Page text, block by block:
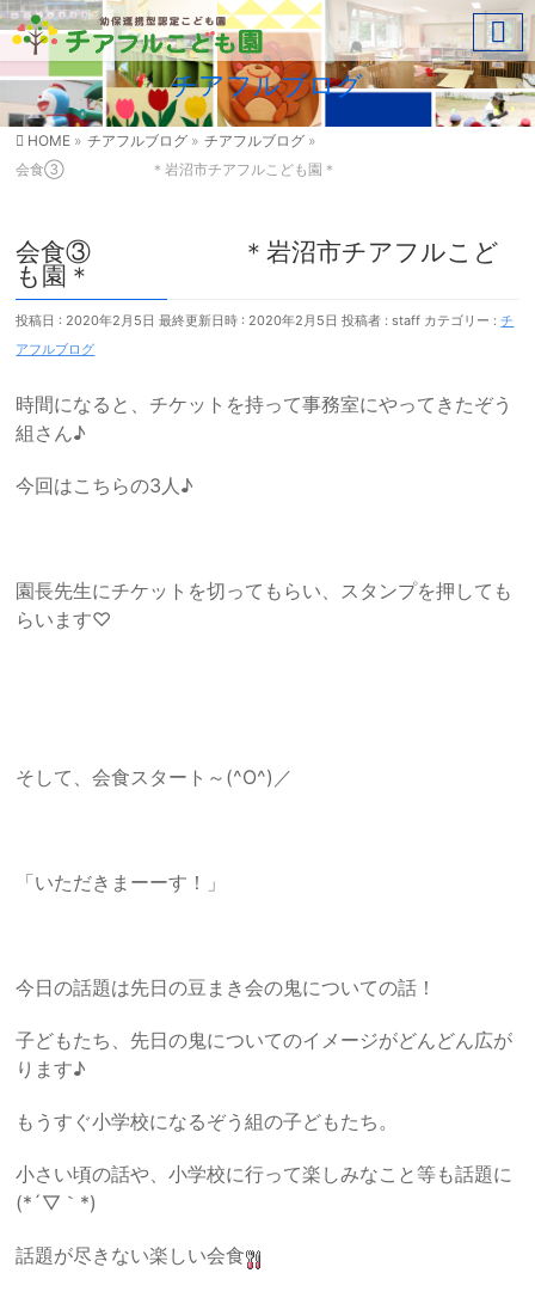
チアフルブログ
HOME » チアフルブログ » チアフルブログ »
会食③ ＊岩沼市チアフルこども園＊
会食③ ＊岩沼市チアフルこど
も園＊
投稿日 : 2020年2月5日 最終更新日時 : 2020年2月5日 投稿者 :staff カテゴリー :チ
アフルブログ
時間になると、チケットを持って事務室にやってきたぞう
組さん♪
今回はこちらの3人♪
園長先生にチケットを切ってもらい、スタンプを押しても
らいます♡
そして、会食スタート～(^O^)／
「いただきまーーす！」
今日の話題は先日の豆まき会の鬼についての話！
子どもたち、先日の鬼についてのイメージがどんどん広が
ります♪
もうすぐ小学校になるぞう組の子どもたち。
小さい頃の話や、小学校に行って楽しみなこと等も話題に
(*´▽｀*)
話題が尽きない楽しい会食